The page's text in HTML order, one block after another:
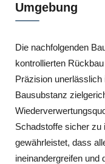
Umgebung
Die nachfolgenden
kontrollierten
Präzision
Bausubstanz
Schadstoffe sicher zu
gewährleistet, dass
ineinandergreifen und